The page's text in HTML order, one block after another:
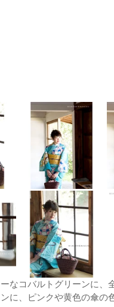
なコバルトグリーンに
に、ピンクや黄色の傘の